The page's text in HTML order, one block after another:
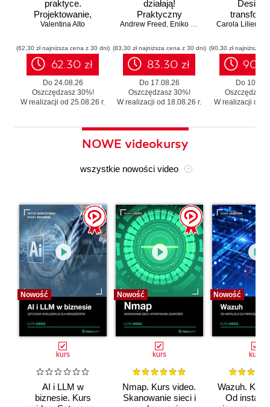
praktyce.
Projektowanie,
wdrażanie i
autonomicznych
systemów
Valentina Alto
(62,30 zł najniższa cena z 30 dni)
62.30 zł
Do 24.08.26
Oszczędzasz 30%!
W realizacji od 25.08.26 r.
działają!
Praktyczny
przewodnik po
sztucznej
inteligencji
Andrew Freed , Eniko Rozsa Cari Jacobs
(83,30 zł najniższa cena z 30 dni)
83.30 zł
Do 17.08.26
Oszczędzasz 30%!
W realizacji od 18.08.26 r.
Design
legacy
zbędnego
Carola Lilienthal
(90,30 zł najniższa
Do
Oszczędzasz
W realizacji od
NOWE videokursy
wszystkie nowości video
Nowość
kurs
AI i LLM w
biznesie. Kurs
Nowość
kurs
Nmap. Kurs video.
Skanowanie sieci i
Nowość
kurs
Wazuh. Kurs
Od